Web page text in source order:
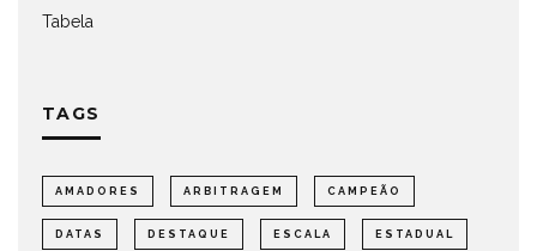
Tabela
TAGS
AMADORES ARBITRAGEM CAMPEÃO
DATAS DESTAQUE ESCALA ESTADUAL